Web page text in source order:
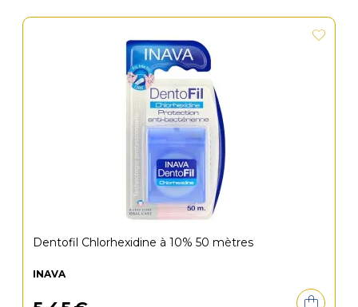
Dentofil Chlorhexidine à 10% 50 mètres
INAVA